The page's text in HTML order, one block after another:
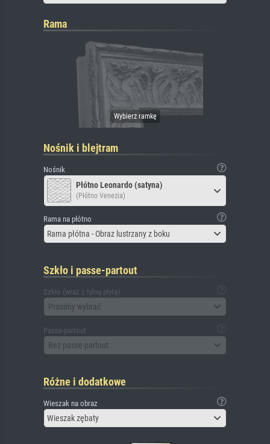
Rama
Nośnik i blejtram
Nośnik
Płótno Leonardo (satyna)
(Płótno Venezia)
Rama na płótno
Rama płótna - Obraz lustrzany z boku
Szkło i passe-partout
Szkło (wraz z tylną płytą)
Prosimy wybrać
Passe-partout
Bez passe-partout
Różne i dodatkowe
Wieszak na obraz
Wieszak zębaty